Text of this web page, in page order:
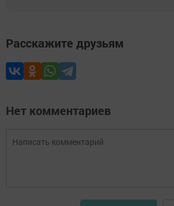
Расскажите друзьям
Нет комментариев